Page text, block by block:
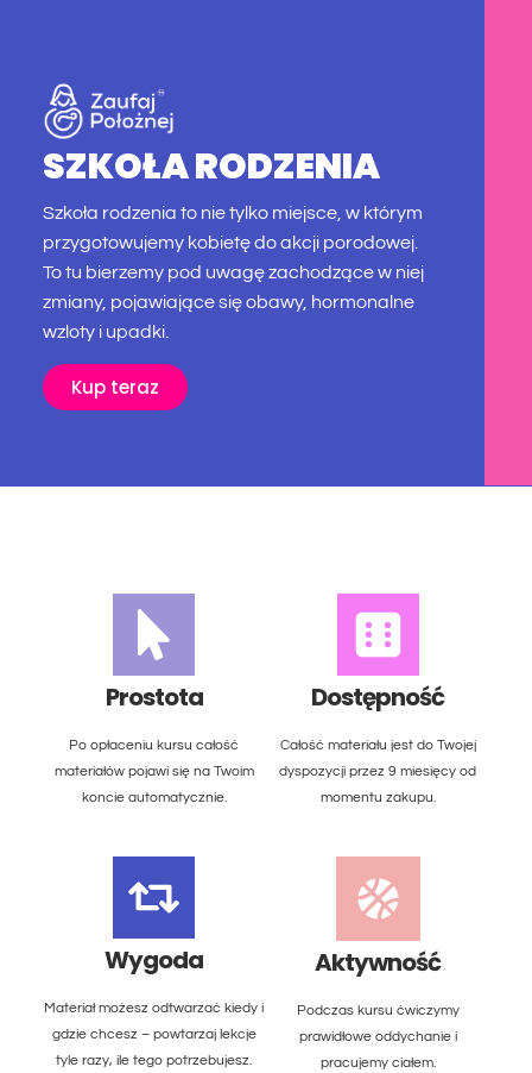
SZKOŁA RODZENIA
Szkoła rodzenia to nie tylko miejsce, w którym
przygotowujemy kobietę do akcji porodowej.
To tu bierzemy pod uwagę zachodzące w niej
zmiany, pojawiające się obawy, hormonalne
wzloty i upadki.
Kup teraz
Prostota
Po opłaceniu kursu całość
materiałów pojawi się na Twoim
koncie automatycznie.
Dostępność
Całość materiału jest do Twojej
dyspozycji przez 9 miesięcy od
momentu zakupu.
Wygoda
Materiał możesz odtwarzać kiedy i
gdzie chcesz – powtarzaj lekcje
tyle razy, ile tego potrzebujesz.
Aktywność
Podczas kursu ćwiczymy
prawidłowe oddychanie i
pracujemy ciałem.